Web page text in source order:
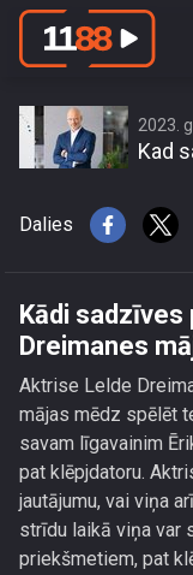
Kādi
2023.
Kad
Dalies
Kādi
Dreimanes
Aktrise Lelde
mājas mēdz spēlēt
savam līgavainim
pat klēpjdatoru.
jautājumu, vai viņa
strīdu laikā viņa var
priekšmetiem, pat